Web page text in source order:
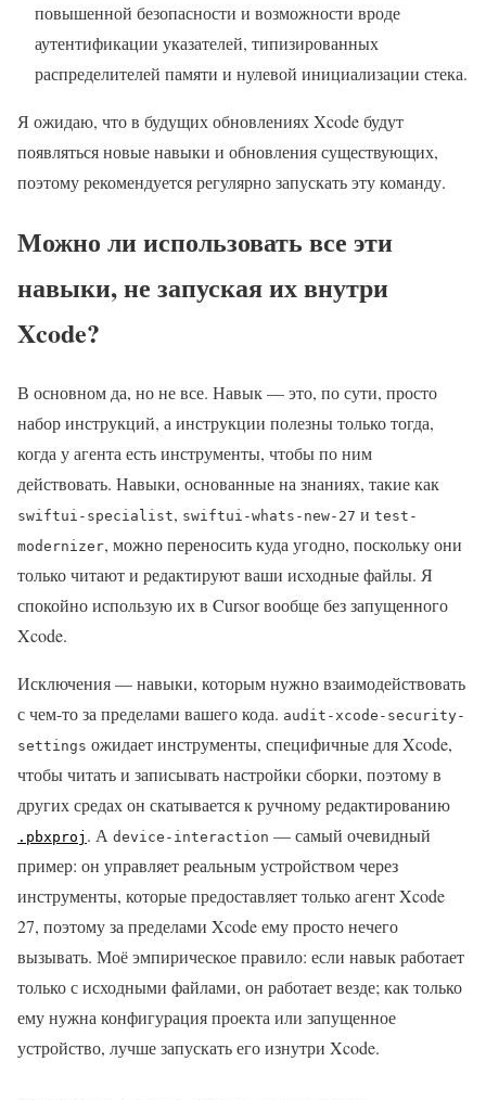
повышенной безопасности и возможности вроде
аутентификации указателей, типизированных
распределителей памяти и нулевой инициализации стека.
Я ожидаю, что в будущих обновлениях Xcode будут
появляться новые навыки и обновления существующих,
поэтому рекомендуется регулярно запускать эту команду.
Можно ли использовать все эти
навыки, не запуская их внутри
Xcode?
В основном да, но не все. Навык — это, по сути, просто
набор инструкций, а инструкции полезны только тогда,
когда у агента есть инструменты, чтобы по ним
действовать. Навыки, основанные на знаниях, такие как
swiftui-specialist, swiftui-whats-new-27 и test-
modernizer, можно переносить куда угодно, поскольку они
только читают и редактируют ваши исходные файлы. Я
спокойно использую их в Cursor вообще без запущенного
Xcode.
Исключения — навыки, которым нужно взаимодействовать
с чем-то за пределами вашего кода. audit-xcode-security-
settings ожидает инструменты, специфичные для Xcode,
чтобы читать и записывать настройки сборки, поэтому в
других средах он скатывается к ручному редактированию
.pbxproj . А device-interaction — самый очевидный
пример: он управляет реальным устройством через
инструменты, которые предоставляет только агент Xcode
27, поэтому за пределами Xcode ему просто нечего
вызывать. Моё эмпирическое правило: если навык работает
только с исходными файлами, он работает везде; как только
ему нужна конфигурация проекта или запущенное
устройство, лучше запускать его изнутри Xcode.